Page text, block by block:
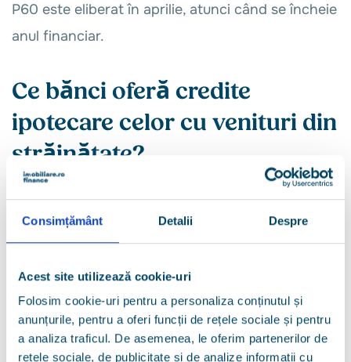
Consimțământ Detalii Despre
Acest site utilizează cookie-uri
Folosim cookie-uri pentru a personaliza conținutul și
anunțurile, pentru a oferi funcții de rețele sociale și pentru
a analiza traficul. De asemenea, le oferim partenerilor de
rețele sociale, de publicitate și de analize informații cu
P60 este eliberat în aprilie, atunci când se încheie
anul financiar.
Ce bănci oferă credite
ipotecare celor cu venituri din
străinătate?
Printrebăncile din România care oferă credit
ipotecar pentru românii din străinătatese
numără:
Banca Transilvania
Libra Bank